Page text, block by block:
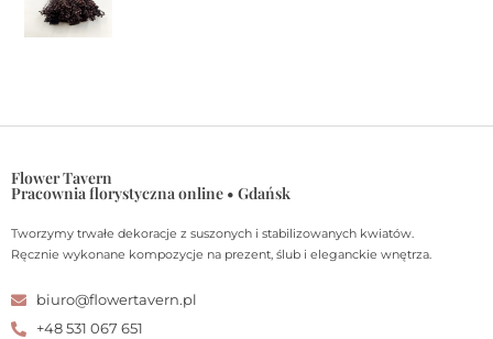
Flower Tavern
Pracownia florystyczna online • Gdańsk
Tworzymy trwałe dekoracje z suszonych i stabilizowanych kwiatów.
Ręcznie wykonane kompozycje na prezent, ślub i eleganckie wnętrza.
biuro@flowertavern.pl
+48 531 067 651